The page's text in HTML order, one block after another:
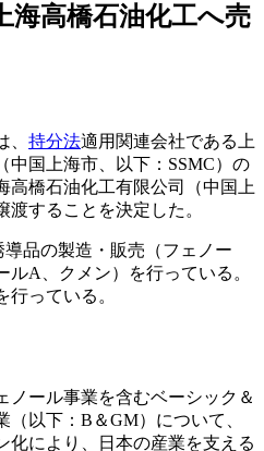
海高橋石油化工へ売
持分法適用関連会社である上
中国上海市、以下：SSMC）の
高橋石油化工有限公司（中国上
することを決定した。
品の製造・販売（フェノー
ルA、クメン）を行っている。
っている。
ノール事業を含むベーシック＆
以下：B＆GM）について、
化により、日本の産業を支える